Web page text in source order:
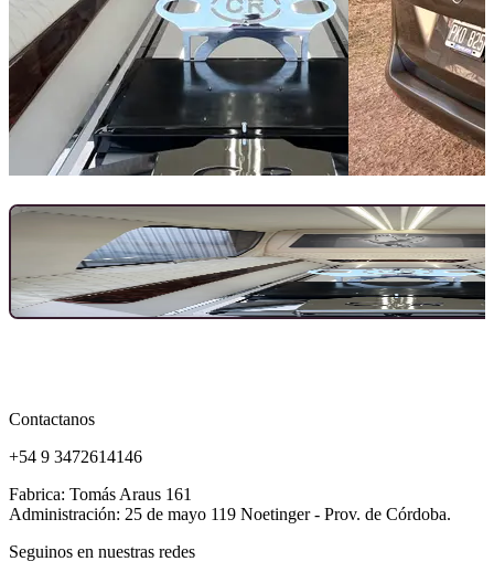
Contactanos
+54 9 3472614146
Fabrica: Tomás Araus 161
Administración: 25 de mayo 119 Noetinger - Prov. de Córdoba.
Seguinos en nuestras redes